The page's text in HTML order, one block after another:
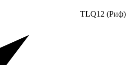
TLQ12 (Риф)